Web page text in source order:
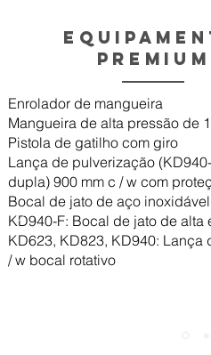
Premium
Enrolador de mangueira
Mangueira de alta pressão de
Pistola de gatilho com giro
Lança de pulverização
dupla) 900 mm c / w com
Bocal de jato de aço inoxidável
KD940-F: Bocal de jato de alta
KD623, KD823, KD940:
/ w bocal rotativo